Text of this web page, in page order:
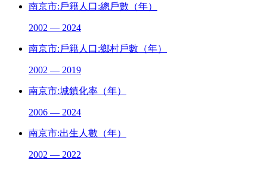
南京市:戶籍人口:總戶數（年）
2002 — 2024
南京市:戶籍人口:鄉村戶數（年）
2002 — 2019
南京市:城鎮化率（年）
2006 — 2024
南京市:出生人數（年）
2002 — 2022